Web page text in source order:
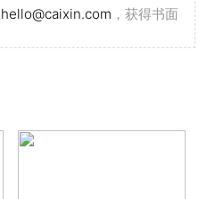
hello@caixin.com ，获得书面